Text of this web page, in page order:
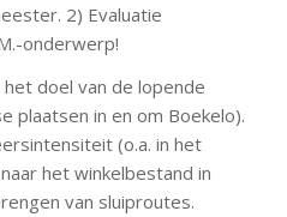
2) Evaluatie
onderwerp!
doel van de lopende
plaatsen in en om Boekelo).
(o.a. in het
het winkelbestand in
van sluiproutes.